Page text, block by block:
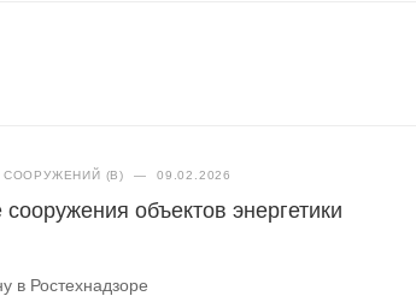
СООРУЖЕНИЙ (В) — 09.02.2026
объектов энергетики
в Ростехнадзоре